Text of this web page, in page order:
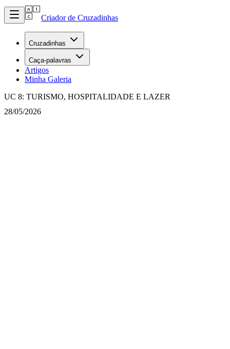
Criador de Cruzadinhas
Cruzadinhas
Caça-palavras
Artigos
Minha Galeria
UC 8: TURISMO, HOSPITALIDADE E LAZER
28/05/2026